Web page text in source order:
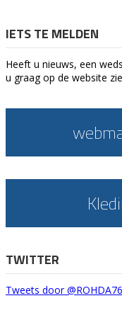
IETS TE MELDEN
Heeft u nieuws, een
u graag op de website
TWITTER
Tweets door @ROHDA76